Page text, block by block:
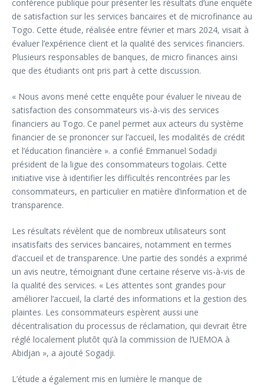
conférence publique pour présenter les résultats d’une enquête
de satisfaction sur les services bancaires et de microfinance au
Togo. Cette étude, réalisée entre février et mars 2024, visait à
évaluer l’expérience client et la qualité des services financiers.
Plusieurs responsables de banques, de micro finances ainsi
que des étudiants ont pris part à cette discussion.
« Nous avons mené cette enquête pour évaluer le niveau de
satisfaction des consommateurs vis-à-vis des services
financiers au Togo. Ce panel permet aux acteurs du système
financier de se prononcer sur l’accueil, les modalités de crédit
et l’éducation financière ». a confié Emmanuel Sodadji
président de la ligue des consommateurs togolais. Cette
initiative vise à identifier les difficultés rencontrées par les
consommateurs, en particulier en matière d’information et de
transparence.
Les résultats révèlent que de nombreux utilisateurs sont
insatisfaits des services bancaires, notamment en termes
d’accueil et de transparence. Une partie des sondés a exprimé
un avis neutre, témoignant d’une certaine réserve vis-à-vis de
la qualité des services. « Les attentes sont grandes pour
améliorer l’accueil, la clarté des informations et la gestion des
plaintes. Les consommateurs espèrent aussi une
décentralisation du processus de réclamation, qui devrait être
réglé localement plutôt qu’à la commission de l’UEMOA à
Abidjan », a ajouté Sogadji.
L’étude a également mis en lumière le manque de